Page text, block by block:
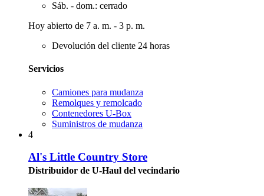
Sáb. - dom.: cerrado
Hoy abierto de 7 a. m. - 3 p. m.
Devolución del cliente 24 horas
Servicios
Camiones para mudanza
Remolques y remolcado
Contenedores U-Box
Suministros de mudanza
4
Al's Little Country Store
Distribuidor de U-Haul del vecindario